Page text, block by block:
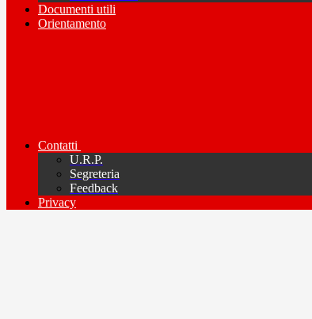
Documenti utili
Orientamento
Contatti
U.R.P.
Segreteria
Feedback
Privacy